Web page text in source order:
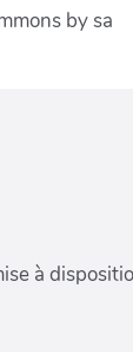
by sa
à